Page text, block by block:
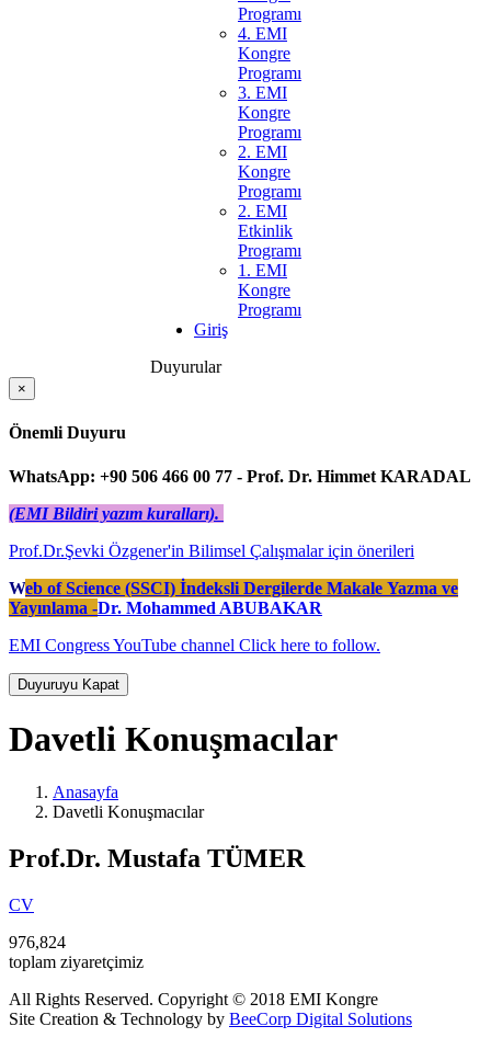
Programı
4. EMI
Kongre
Programı
3. EMI
Kongre
Programı
2. EMI
Kongre
Programı
2. EMI
Etkinlik
Programı
1. EMI
Kongre
Programı
Giriş
Duyurular
×
Önemli Duyuru
WhatsApp: +90 506 466 00 77 - Prof. Dr. Himmet KARADAL
(EMI Bildiri yazım kuralları).
Prof.Dr.Şevki Özgener'in Bilimsel Çalışmalar için önerileri
Web of Science (SSCI) İndeksli Dergilerde Makale Yazma ve
Yayınlama -Dr. Mohammed ABUBAKAR
EMI Congress YouTube channel Click here to follow.
Duyuruyu Kapat
Davetli Konuşmacılar
Anasayfa
Davetli Konuşmacılar
Prof.Dr. Mustafa TÜMER
CV
976,824
toplam ziyaretçimiz
All Rights Reserved. Copyright © 2018 EMI Kongre
Site Creation & Technology by BeeCorp Digital Solutions